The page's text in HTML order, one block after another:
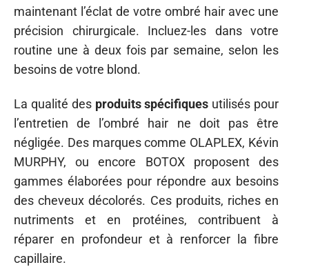
maintenant l’éclat de votre ombré hair avec une
précision chirurgicale. Incluez-les dans votre
routine une à deux fois par semaine, selon les
besoins de votre blond.
La qualité des produits spécifiques utilisés pour
l’entretien de l’ombré hair ne doit pas être
négligée. Des marques comme OLAPLEX, Kévin
MURPHY, ou encore BOTOX proposent des
gammes élaborées pour répondre aux besoins
des cheveux décolorés. Ces produits, riches en
nutriments et en protéines, contribuent à
réparer en profondeur et à renforcer la fibre
capillaire.